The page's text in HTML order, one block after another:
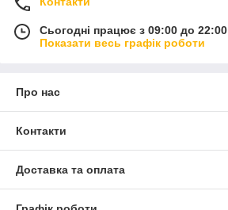
Сьогодні працює з 09:00 до 22:00
Показати весь графік роботи
Про нас
Контакти
Доставка та оплата